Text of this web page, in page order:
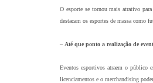
O esporte se tornou mais atrativo
destacam os esportes de massa como
– Até que ponto a realização de
Eventos esportivos atraem o público
licenciamentos e o merchandising